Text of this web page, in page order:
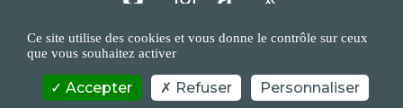
COPYRIGHT/IP POLICY PERSONAL DATA POLICY CONTACT US
Ce site utilise des cookies et vous donne le contrôle sur ceux
que vous souhaitez activer
Accepter Refuser Personnaliser